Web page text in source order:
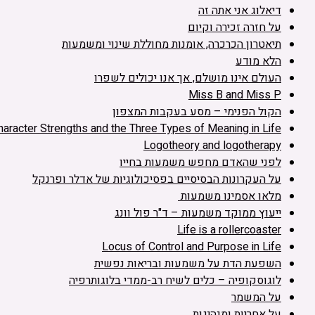
דיאלוג אני אתה זה
על חזרה זכירה וקיום
תיאטרון הכרכרה, אומנות מחוללת שינוי ומשמעות
הלא מודע
העולם אינו מושלם, אך אנו יכולים לשפרו
Miss B and Miss P
הקול הפנימי – מסע בעקבות המצפון
Strengths and the Three Types of Meaning in Life
Logotheory and logotherapy
לפני שהאדם מחפש משמעות בחייו
על העקרונות הבסיסיים בפסיכולוגיות של אדלר ופרנקל
מלאו אסמינו משמעות
ייעוץ ממוקד משמעות – ד"ר פול וונג
Life is a rollercoaster
Locus of Control and Purpose in Life
השפעת הדת על משמעות ובריאות נפשית
לוגוסקופיה – כלים לשיח רב-ממדי בלוגותרפיה
על המשמר